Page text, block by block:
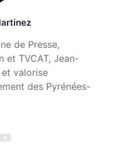
de Presse,
et TVCAT, Jean-
valorise
des Pyrénées-
YouTube